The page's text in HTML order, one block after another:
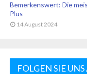
Bemerkenswert: Die
Plus
14 August 2024
FOLGEN SIE UNS